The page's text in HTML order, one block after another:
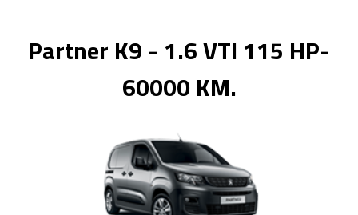
Partner K9 - 1.6 VTI 115 HP-
60000 KM.